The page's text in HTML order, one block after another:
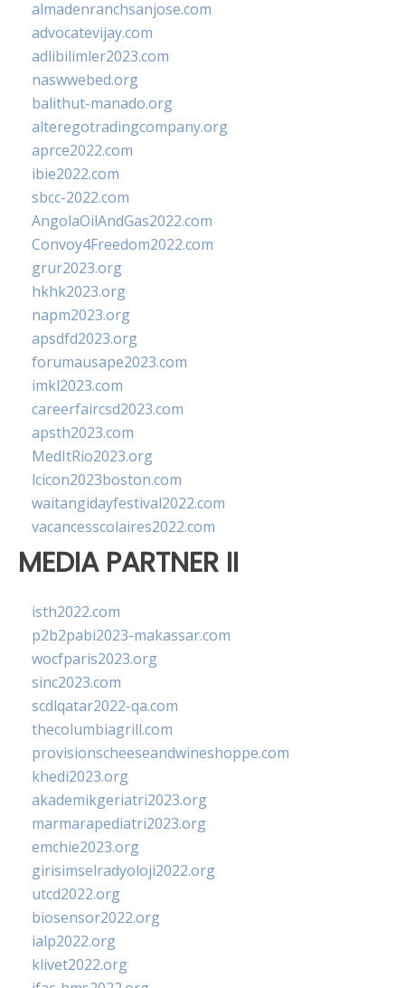
almadenranchsanjose.com
advocatevijay.com
adlibilimler2023.com
naswwebed.org
balithut-manado.org
alteregotradingcompany.org
aprce2022.com
ibie2022.com
sbcc-2022.com
AngolaOilAndGas2022.com
Convoy4Freedom2022.com
grur2023.org
hkhk2023.org
napm2023.org
apsdfd2023.org
forumausape2023.com
imkl2023.com
careerfaircsd2023.com
apsth2023.com
MedItRio2023.org
lcicon2023boston.com
waitangidayfestival2022.com
vacancesscolaires2022.com
MEDIA PARTNER II
isth2022.com
p2b2pabi2023-makassar.com
wocfparis2023.org
sinc2023.com
scdlqatar2022-qa.com
thecolumbiagrill.com
provisionscheeseandwineshoppe.com
khedi2023.org
akademikgeriatri2023.org
marmarapediatri2023.org
emchie2023.org
girisimselradyoloji2022.org
utcd2022.org
biosensor2022.org
ialp2022.org
klivet2022.org